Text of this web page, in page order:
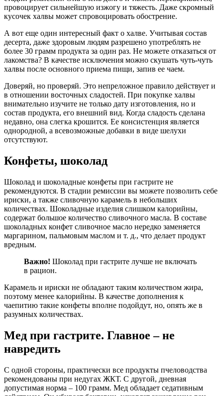
провоцирует сильнейшую изжогу и тяжесть. Даже скромный
кусочек халвы может спровоцировать обострение.
А вот еще один интересный факт о халве. Учитывая состав
десерта, даже здоровым людям разрешено употреблять не
более 30 грамм продукта за один раз. Не можете отказаться от
лакомства? В качестве исключения можно скушать чуть-чуть
халвы после основного приема пищи, запив ее чаем.
Доверяй, но проверяй. Это непреложное правило действует и
в отношении восточных сладостей. При покупке халвы
внимательно изучите не только дату изготовления, но и
состав продукта, его внешний вид. Когда сладость сделана
недавно, она слегка крошится. Ее консистенция является
однородной, а всевозможные добавки в виде шелухи
отсутствуют.
Конфеты, шоколад
Шоколад и шоколадные конфеты при гастрите не
рекомендуются. В стадии ремиссии вы можете позволить себе
ириски, а также сливочную карамель в небольших
количествах. Шоколадные изделия слишком калорийны,
содержат большое количество сливочного масла. В составе
шоколадных конфет сливочное масло нередко заменяется
маргарином, пальмовым маслом и т. д., что делает продукт
вредным.
Важно! Шоколад при гастрите лучше не включать
в рацион.
Карамель и ириски не обладают таким количеством жира,
поэтому менее калорийны. В качестве дополнения к
чаепитию такие конфеты вполне подойдут, но, опять же в
разумных количествах.
Мед при гастрите. Главное – не
навредить
С одной стороны, практически все продукты пчеловодства
рекомендованы при недугах ЖКТ. С другой, дневная
допустимая норма – 100 грамм. Мед обладает седативным